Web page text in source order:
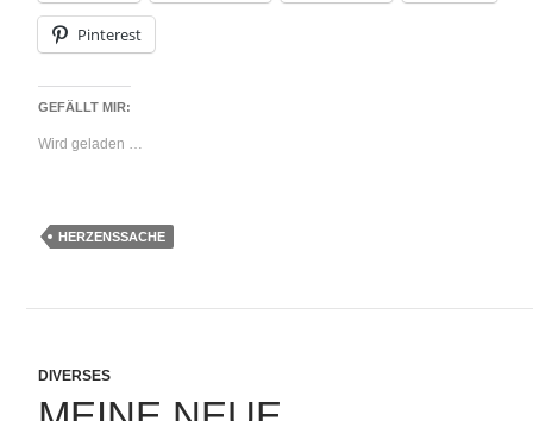
Pinterest
GEFÄLLT MIR:
Wird geladen …
HERZENSSACHE
DIVERSES